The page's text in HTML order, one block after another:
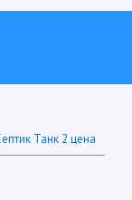
Танк 2 цена